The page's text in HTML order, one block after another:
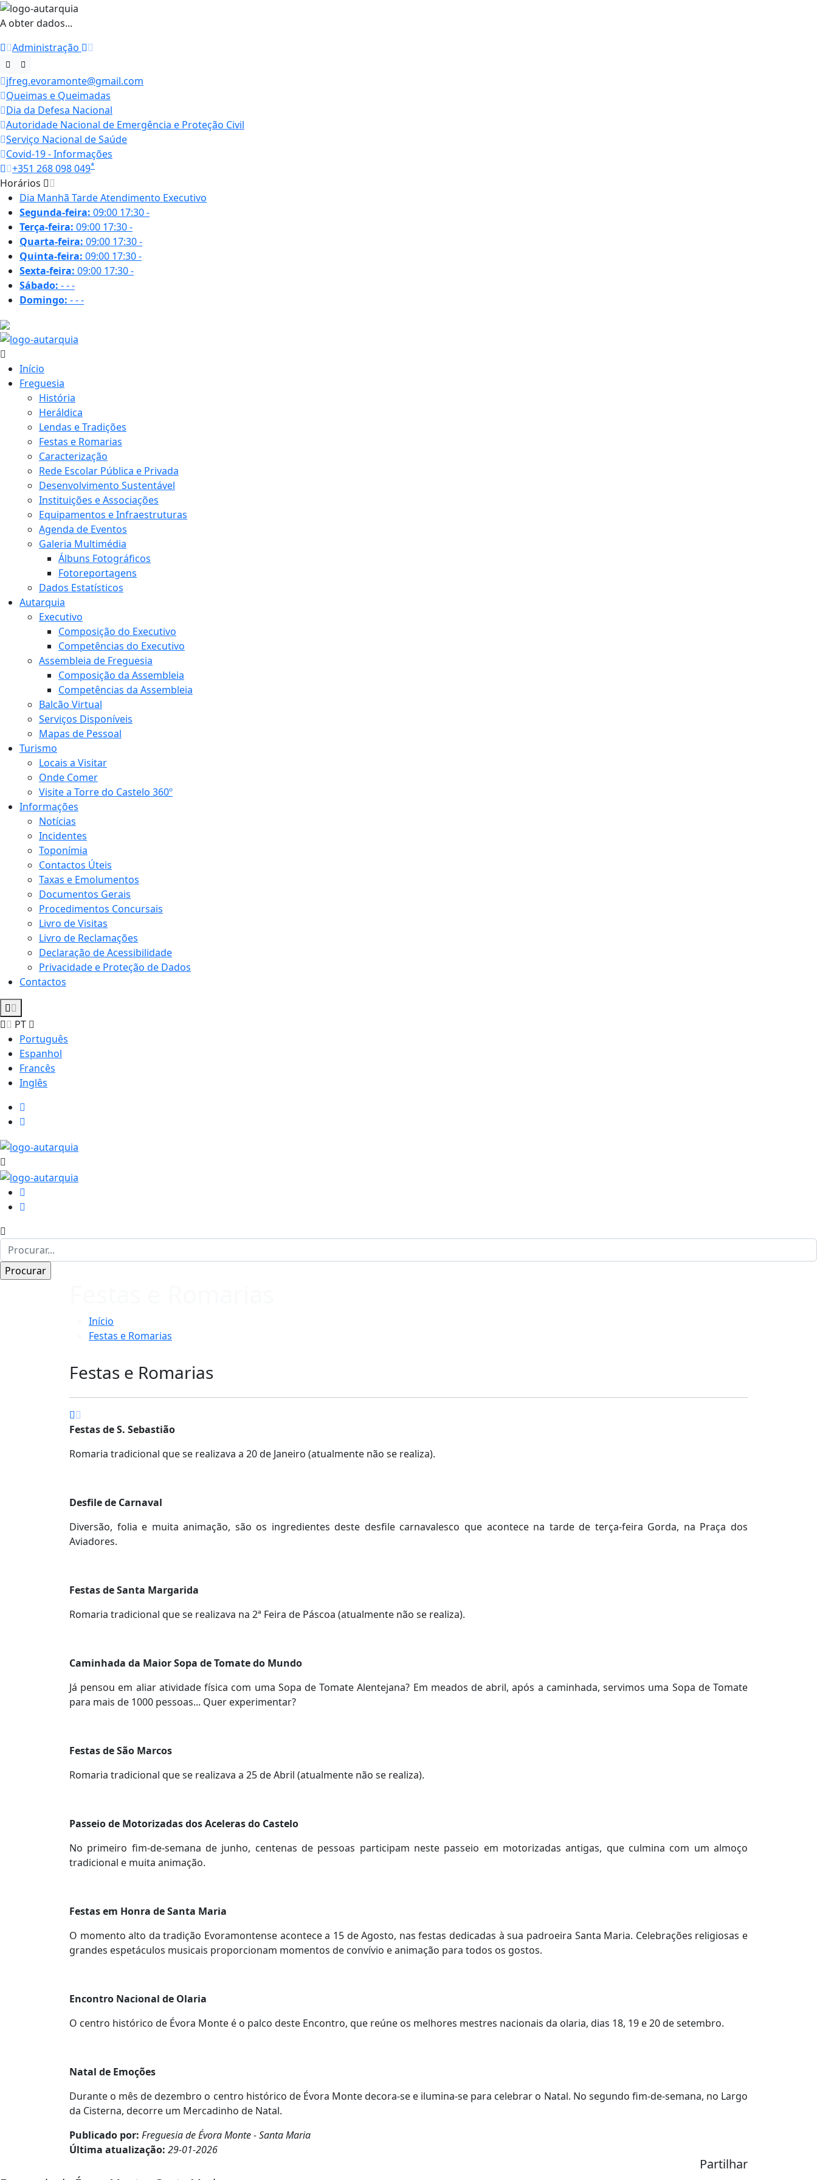
A obter dados...
Administração
jfreg.evoramonte@gmail.com
Queimas e Queimadas
Dia da Defesa Nacional
Autoridade Nacional de Emergência e Proteção Civil
Serviço Nacional de Saúde
Covid-19 - Informações
+351 268 098 049*
Horários
Dia Manhã TardeAtendimento Executivo
Segunda-feira: 09:00 17:30-
Terça-feira: 09:00 17:30-
Quarta-feira: 09:00 17:30-
Quinta-feira: 09:00 17:30-
Sexta-feira: 09:00 17:30-
Sábado: ---
Domingo: ---
Início
Freguesia
História
Heráldica
Lendas e Tradições
Festas e Romarias
Caracterização
Rede Escolar Pública e Privada
Desenvolvimento Sustentável
Instituições e Associações
Equipamentos e Infraestruturas
Agenda de Eventos
Galeria Multimédia
Álbuns Fotográficos
Fotoreportagens
Dados Estatísticos
Autarquia
Executivo
Composição do Executivo
Competências do Executivo
Assembleia de Freguesia
Composição da Assembleia
Competências da Assembleia
Balcão Virtual
Serviços Disponíveis
Mapas de Pessoal
Turismo
Locais a Visitar
Onde Comer
Visite a Torre do Castelo 360º
Informações
Notícias
Incidentes
Toponímia
Contactos Úteis
Taxas e Emolumentos
Documentos Gerais
Procedimentos Concursais
Livro de Visitas
Livro de Reclamações
Declaração de Acessibilidade
Privacidade e Proteção de Dados
Contactos
PT
Português
Espanhol
Francês
Inglês
Início
Festas e Romarias
Festas e Romarias
Festas de S. Sebastião
Romaria tradicional que se realizava a 20 de Janeiro (atualmente não se realiza).
Desfile de Carnaval
Diversão, folia e muita animação, são os ingredientes deste desfile carnavalesco que acontece na tarde de terça-feira Gorda, na Praça dos
Aviadores.
Festas de Santa Margarida
Romaria tradicional que se realizava na 2ª Feira de Páscoa (atualmente não se realiza).
Caminhada da Maior Sopa de Tomate do Mundo
Já pensou em aliar atividade física com uma Sopa de Tomate Alentejana? Em meados de abril, após a caminhada, servimos uma Sopa de Tomate
para mais de 1000 pessoas... Quer experimentar?
Festas de São Marcos
Romaria tradicional que se realizava a 25 de Abril (atualmente não se realiza).
Passeio de Motorizadas dos Aceleras do Castelo
No primeiro fim-de-semana de junho, centenas de pessoas participam neste passeio em motorizadas antigas, que culmina com um almoço
tradicional e muita animação.
Festas em Honra de Santa Maria
O momento alto da tradição Evoramontense acontece a 15 de Agosto, nas festas dedicadas à sua padroeira Santa Maria. Celebrações religiosas e
grandes espetáculos musicais proporcionam momentos de convívio e animação para todos os gostos.
Encontro Nacional de Olaria
O centro histórico de Évora Monte é o palco deste Encontro, que reúne os melhores mestres nacionais da olaria, dias 18, 19 e 20 de setembro.
Natal de Emoções
Durante o mês de dezembro o centro histórico de Évora Monte decora-se e ilumina-se para celebrar o Natal. No segundo fim-de-semana, no Largo
da Cisterna, decorre um Mercadinho de Natal.
Publicado por: Freguesia de Évora Monte - Santa Maria
Última atualização: 29-01-2026
Partilhar